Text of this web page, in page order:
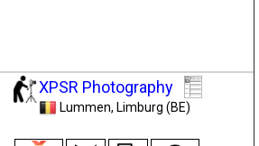
XPSR Photography
Lummen, Limburg (BE)